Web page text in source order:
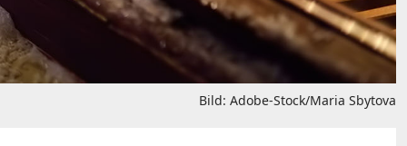
Bild: Adobe-Stock/Maria Sbytova